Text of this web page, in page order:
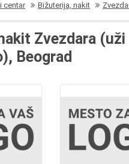
centar Bižuterija, nakit
Zvezdara (uži
Beograd